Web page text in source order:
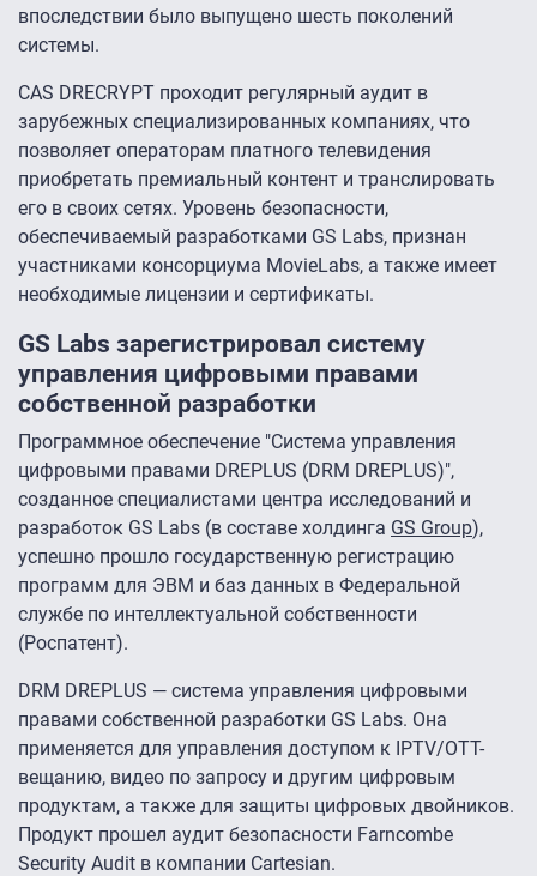
впоследствии было выпущено шесть поколений
системы.
CAS DRECRYPT проходит регулярный аудит в
зарубежных специализированных компаниях, что
позволяет операторам платного телевидения
приобретать премиальный контент и транслировать
его в своих сетях. Уровень безопасности,
обеспечиваемый разработками GS Labs, признан
участниками консорциума MovieLabs, а также имеет
необходимые лицензии и сертификаты.
GS Labs зарегистрировал систему
управления цифровыми правами
собственной разработки
Программное обеспечение "Система управления
цифровыми правами DREPLUS (DRM DREPLUS)",
созданное специалистами центра исследований и
разработок GS Labs (в составе холдинга GS Group),
успешно прошло государственную регистрацию
программ для ЭВМ и баз данных в Федеральной
службе по интеллектуальной собственности
(Роспатент).
DRM DREPLUS — система управления цифровыми
правами собственной разработки GS Labs. Она
применяется для управления доступом к IPTV/OTT-
вещанию, видео по запросу и другим цифровым
продуктам, а также для защиты цифровых двойников.
Продукт прошел аудит безопасности Farncombe
Security Audit в компании Сartesian.